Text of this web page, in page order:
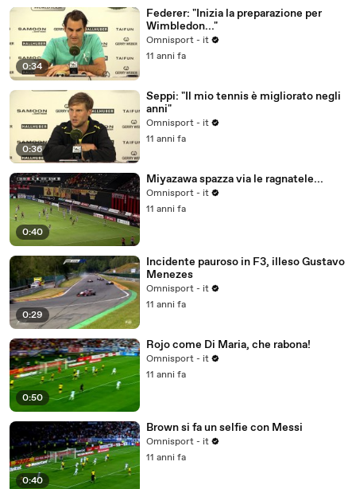
0:34
Federer: "Inizia la preparazione per
Wimbledon..."
Omnisport - it
11 anni fa
0:36
Seppi: "Il mio tennis è migliorato negli
anni"
Omnisport - it
11 anni fa
0:40
Miyazawa spazza via le ragnatele...
Omnisport - it
11 anni fa
0:29
Incidente pauroso in F3, illeso Gustavo
Menezes
Omnisport - it
11 anni fa
0:50
Rojo come Di Maria, che rabona!
Omnisport - it
11 anni fa
0:40
Brown si fa un selfie con Messi
Omnisport - it
11 anni fa